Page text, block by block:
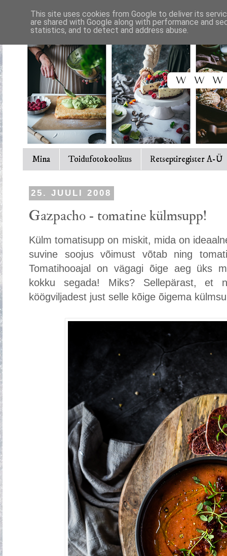
Mina Toidufotokoolitus Retseptiregister A-Ü
25. JUULI 2008
Gazpacho - tomatine külmsupp!
Külm tomatisupp on miskit, mida on
suvine soojus võimust võtab ning
Tomatihooajal on vägagi õige aeg üks
kokku segada! Miks? Sellepärast, et
köögviljadest just selle kõige õigema
This site uses cookies from Google to deliver its
are shared with Google along with performance and
statistics, and to detect and address abuse.